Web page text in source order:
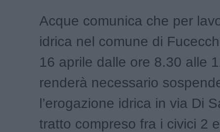
Acque comunica che per
idrica nel comune di
16 aprile dalle ore 8.30 alle
renderà necessario
l’erogazione idrica in via Di
tratto compreso fra i civici 2